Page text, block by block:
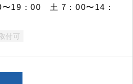
〜19：00 土 7：00〜14：
付可